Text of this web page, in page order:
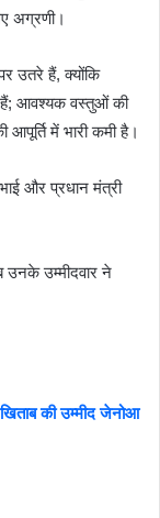
अग्रणी।
उतरे हैं, क्योंकि
हैं; आवश्यक वस्तुओं की
में भारी कमी है।
और प्रधान मंत्री
उनके उम्मीदवार ने
की उम्मीद जेनोआ